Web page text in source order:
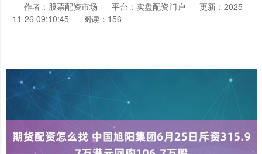
作者：股票配资市场 平台：实盘配资门户
更新：2025-
11-26 09:10:45
阅读：156